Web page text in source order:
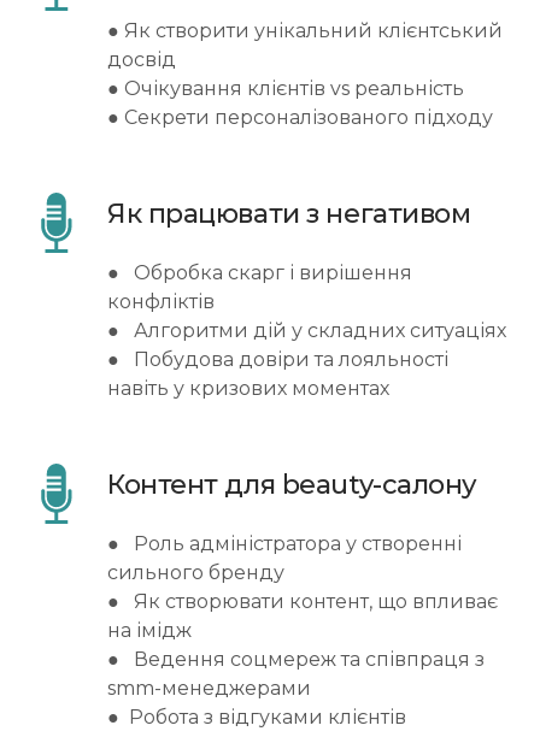
● Як створити унікальний клієнтський
досвід
● Очікування клієнтів vs реальність
● Секрети персоналізованого підходу
Як працювати з негативом
● Обробка скарг і вирішення
конфліктів
● Алгоритми дій у складних ситуаціях
● Побудова довіри та лояльності
навіть у кризових моментах
Контент для beauty-салону
● Роль адміністратора у створенні
сильного бренду
● Як створювати контент, що впливає
на імідж
● Ведення соцмереж та співпраця з
smm-менеджерами
● Робота з відгуками клієнтів